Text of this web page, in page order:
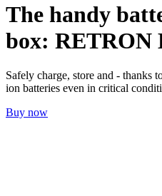
The handy
box: RETRON
Safely charge, store and - thanks
ion batteries even in critical
Buy now